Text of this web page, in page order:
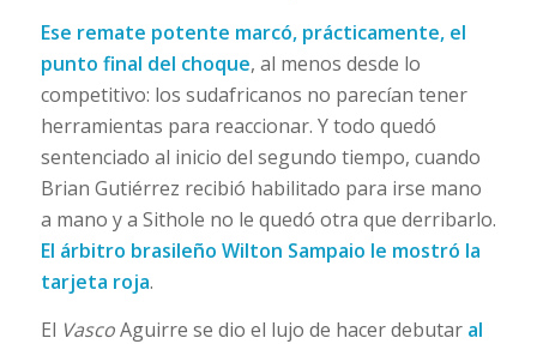
Ese remate potente marcó, prácticamente, el
punto final del choque, al menos desde lo
competitivo: los sudafricanos no parecían tener
herramientas para reaccionar. Y todo quedó
sentenciado al inicio del segundo tiempo, cuando
Brian Gutiérrez recibió habilitado para irse mano
a mano y a Sithole no le quedó otra que derribarlo.
El árbitro brasileño Wilton Sampaio le mostró la
tarjeta roja.
El VascoAguirre se dio el lujo de hacer debutar al